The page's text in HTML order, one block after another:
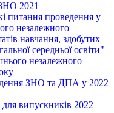
2021
проведення у
незалежного
навчання, здобутих
середньої освіти"
незалежного
ЗНО та ДПА у 2022
випускників 2022